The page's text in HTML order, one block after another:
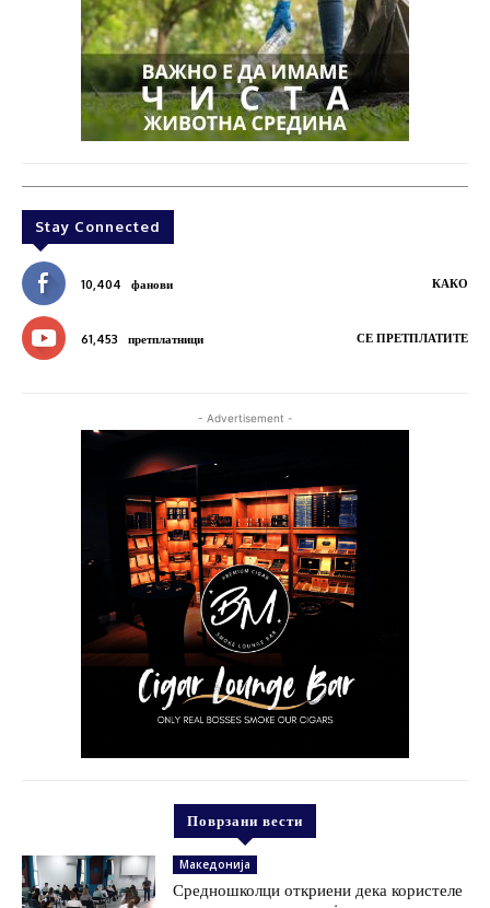
Stay Connected
10,404 фанови КАКО
61,453 претплатници СЕ ПРЕТПЛАТИТЕ
- Advertisement -
Поврзани вести
Македонија
Средношколци откриени дека користеле